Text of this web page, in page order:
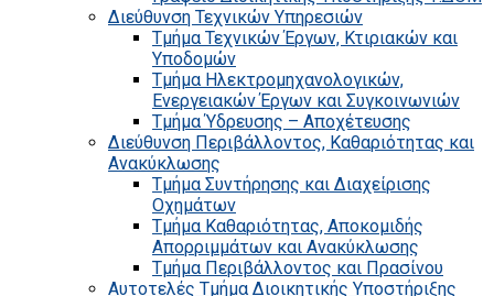
Διεύθυνση Τεχνικών Υπηρεσιών
Τμήμα Τεχνικών Έργων, Κτιριακών και
Υποδομών
Τμήμα Ηλεκτρομηχανολογικών,
Ενεργειακών Έργων και Συγκοινωνιών
Τμήμα Ύδρευσης – Αποχέτευσης
Διεύθυνση Περιβάλλοντος, Καθαριότητας και
Ανακύκλωσης
Τμήμα Συντήρησης και Διαχείρισης
Οχημάτων
Τμήμα Καθαριότητας, Αποκομιδής
Απορριμμάτων και Ανακύκλωσης
Τμήμα Περιβάλλοντος και Πρασίνου
Αυτοτελές Τμήμα Διοικητικής Υποστήριξης